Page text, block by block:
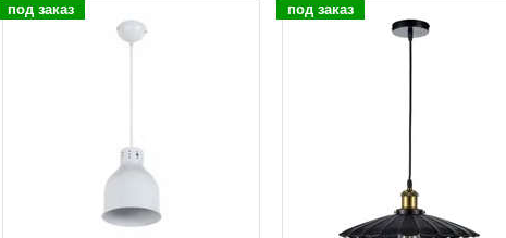
под заказ под заказ